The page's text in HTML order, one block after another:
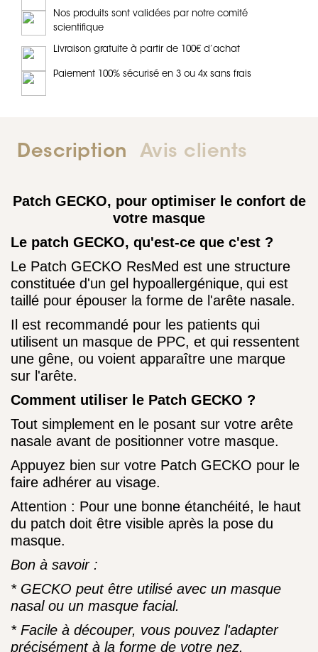
Nos produits sont validées par notre comité
scientifique
Livraison gratuite à partir de 100€ d’achat
Paiement 100% sécurisé en 3 ou 4x sans frais
Description Avis clients
Patch GECKO, pour optimiser le confort de
votre masque
Le patch GECKO, qu'est-ce que c'est ?
Le Patch GECKO ResMed est une structure
constituée d'un gel hypoallergénique, qui est
taillé pour épouser la forme de l'arête nasale.
Il est recommandé pour les patients qui
utilisent un masque de PPC, et qui ressentent
une gêne, ou voient apparaître une marque
sur l'arête.
Comment utiliser le Patch GECKO ?
Tout simplement en le posant sur votre arête
nasale avant de positionner votre masque.
Appuyez bien sur votre Patch GECKO pour le
faire adhérer au visage.
Attention : Pour une bonne étanchéité, le haut
du patch doit être visible après la pose du
masque.
Bon à savoir :
* GECKO peut être utilisé avec un masque
nasal ou un masque facial.
* Facile à découper, vous pouvez l'adapter
précisément à la forme de votre nez.